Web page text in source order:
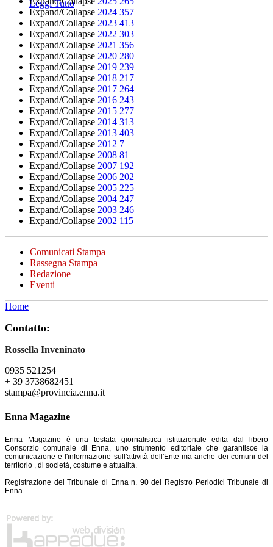
Leggi Tutto
Expand/Collapse 2024 357
Expand/Collapse 2023 413
Expand/Collapse 2022 303
Expand/Collapse 2021 356
Expand/Collapse 2020 280
Expand/Collapse 2019 239
Expand/Collapse 2018 217
Expand/Collapse 2017 264
Expand/Collapse 2016 243
Expand/Collapse 2015 277
Expand/Collapse 2014 313
Expand/Collapse 2013 403
Expand/Collapse 2012 7
Expand/Collapse 2008 81
Expand/Collapse 2007 192
Expand/Collapse 2006 202
Expand/Collapse 2005 225
Expand/Collapse 2004 247
Expand/Collapse 2003 246
Expand/Collapse 2002 115
Comunicati Stampa
Rassegna Stampa
Redazione
Eventi
Home
Contatto:
Rossella Inveninato
0935 521254
+ 39 3738682451
stampa@provincia.enna.it
Enna Magazine
Enna Magazine è una testata giornalistica istituzionale edita dal libero
Consorzio comunale di Enna, uno strumento editoriale che garantisce la
comunicazione e l'informazione sull'attività dell'Ente ma anche dei comuni del
territorio , di società, costume e attualità.
Registrazione del Tribunale di Enna n. 90 del Registro Periodici Tribunale di
Enna.